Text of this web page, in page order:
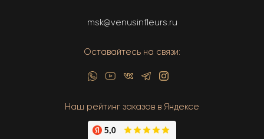
msk@venusinfleurs.ru
Оставайтесь на связи:
Наш рейтинг заказов в Яндексе